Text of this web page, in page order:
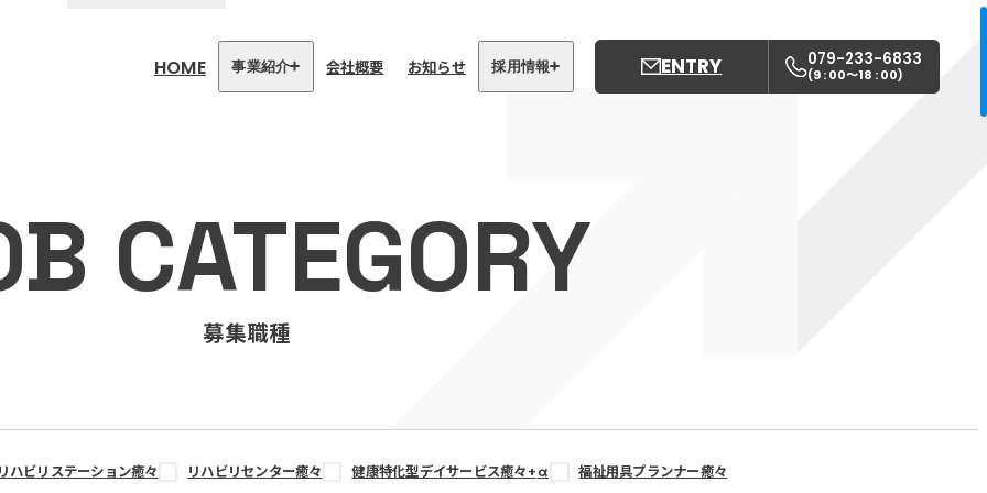
HOME 事業紹介
リハビリセンター癒々
健康特化型デイサービス癒々＋
α
福祉用具プランナー癒々
姫路中央保育園
会社概要 お知らせ 採用情報 ENTRY 079-233-6833
(9 : 00〜18 : 00)
CATEGORY
募集職種
ハビリステーション癒々 リハビリセンター癒々 健康特化型デイサービス癒々+α 福祉用具プランナー癒々